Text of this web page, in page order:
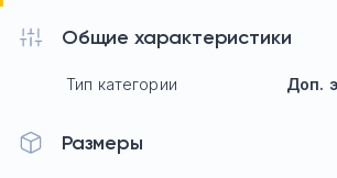
Общие характеристики
Тип категории Доп.
Размеры